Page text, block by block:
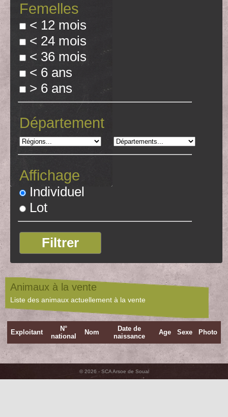
Femelles
< 12 mois
< 24 mois
< 36 mois
< 6 ans
> 6 ans
Département
Affichage
Individuel
Lot
Animaux à la vente
Liste des animaux actuellement à la vente
Exploitant
N°
national
Nom
Date de
naissance
Age Sexe Photo
© 2026 - SCA Arsoe de Soual